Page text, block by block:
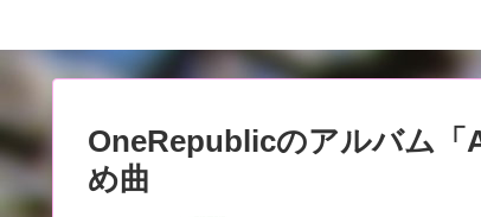
OneRepublicのアルバム
め曲